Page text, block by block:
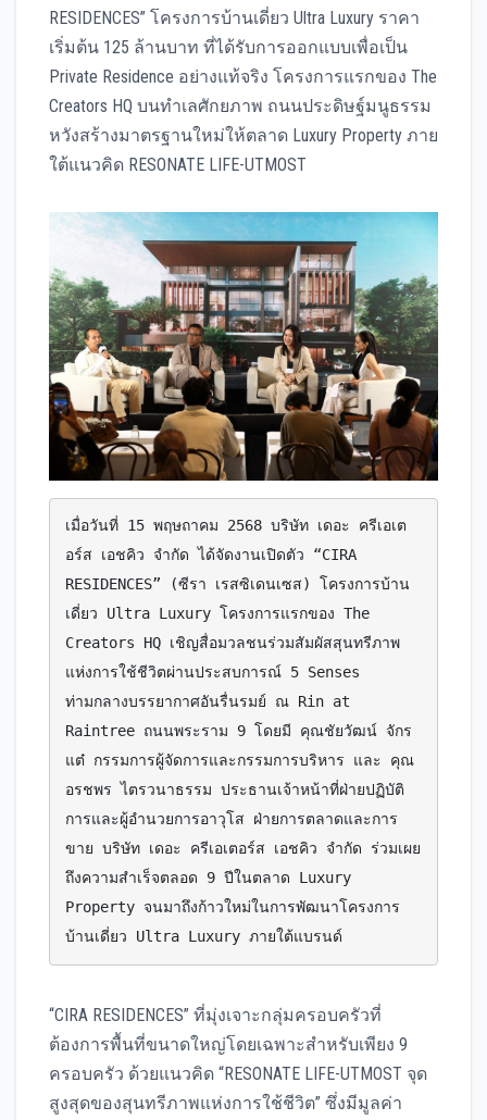
RESIDENCES” โครงการบ้านเดี่ยว Ultra Luxury ราคา
เริ่มต้น 125 ล้านบาท ที่ได้รับการออกแบบเพื่อเป็น
Private Residence อย่างแท้จริง โครงการแรกของ The
Creators HQ บนทำเลศักยภาพ ถนนประดิษฐ์มนูธรรม
หวังสร้างมาตรฐานใหม่ให้ตลาด Luxury Property ภาย
ใต้แนวคิด RESONATE LIFE-UTMOST
เมื่อวันที่ 15 พฤษถาคม 2568 บริษัท เดอะ ครีเอเต
อร์ส เอชคิว จำกัด ได้จัดงานเปิดตัว “CIRA
RESIDENCES” (ซีรา เรสซิเดนเซส) โครงการบ้าน
เดี่ยว Ultra Luxury โครงการแรกของ The
Creators HQ เชิญสื่อมวลชนร่วมสัมผัสสุนทรีภาพ
แห่งการใช้ชีวิตผ่านประสบการณ์ 5 Senses
ท่ามกลางบรรยากาศอันรื่นรมย์ ณ Rin at
Raintree ถนนพระราม 9 โดยมี คุณชัยวัฒน์ จักร
แต๋ กรรมการผู้จัดการและกรรมการบริหาร และ คุณ
อรชพร ไตรวนาธรรม ประธานเจ้าหน้าที่ฝ่ายปฏิบัติ
การและผู้อำนวยการอาวุโส ฝ่ายการตลาดและการ
ขาย บริษัท เดอะ ครีเอเตอร์ส เอชคิว จำกัด ร่วมเผย
ถึงความสำเร็จตลอด 9 ปีในตลาด Luxury
Property จนมาถึงก้าวใหม่ในการพัฒนาโครงการ
บ้านเดี่ยว Ultra Luxury ภายใต้แบรนด์
“CIRA RESIDENCES” ที่มุ่งเจาะกลุ่มครอบครัวที่
ต้องการพื้นที่ขนาดใหญ่โดยเฉพาะสำหรับเพียง 9
ครอบครัว ด้วยแนวคิด “RESONATE LIFE-UTMOST จุด
สูงสุดของสุนทรีภาพแห่งการใช้ชีวิต” ซึ่งมีมูลค่า